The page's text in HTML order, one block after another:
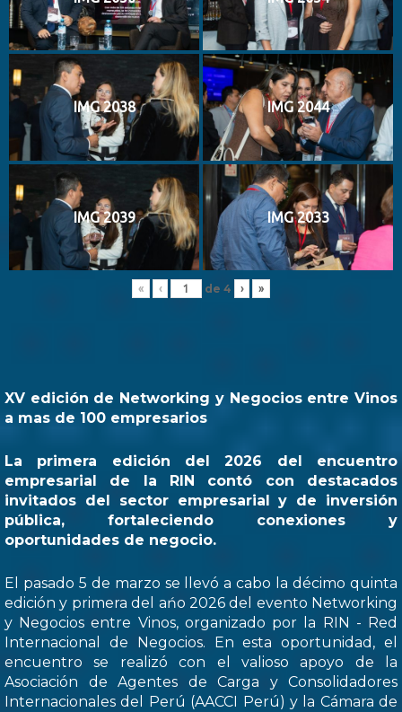
IMG 2038 IMG 2044
IMG 2039 IMG 2033
« ‹ de 4 › »
XV edición de Networking y Negocios entre Vinos
a mas de 100 empresarios
La primera edición del 2026 del encuentro
empresarial de la RIN contó con destacados
invitados del sector empresarial y de inversión
pública, fortaleciendo conexiones y
oportunidades de negocio.
El pasado 5 de marzo se llevó a cabo la décimo quinta
edición y primera del ańo 2026 del evento Networking
y Negocios entre Vinos, organizado por la RIN - Red
Internacional de Negocios. En esta oportunidad, el
encuentro se realizó con el valioso apoyo de la
Asociación de Agentes de Carga y Consolidadores
Internacionales del Perú (AACCI Perú) y la Cámara de